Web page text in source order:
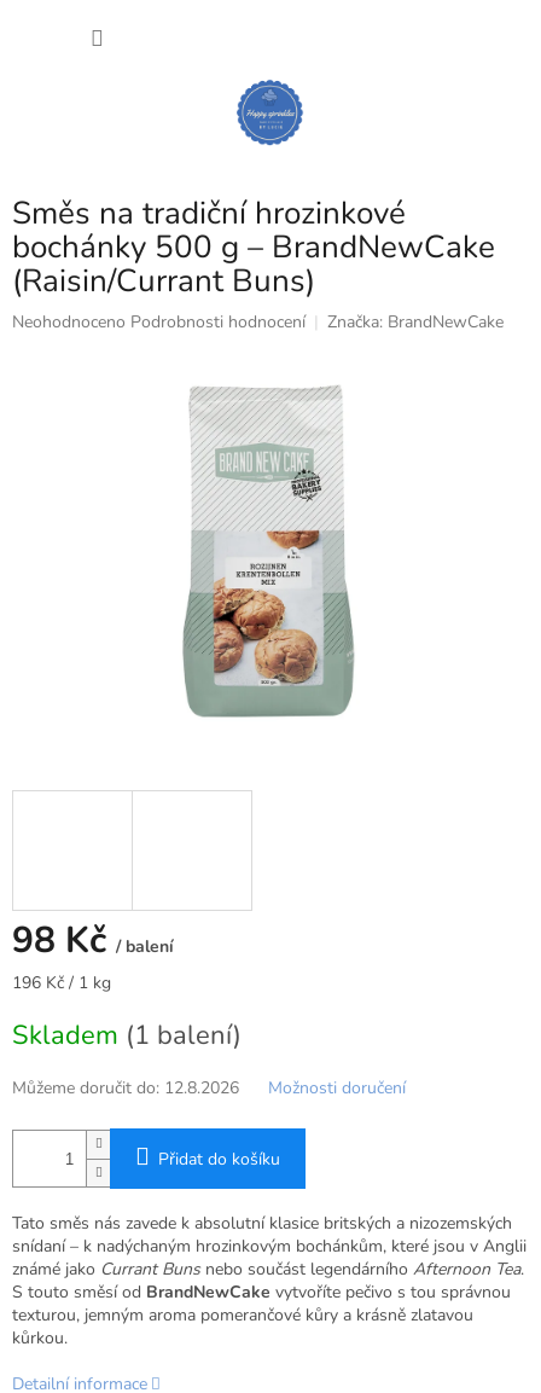
Směs na tradiční hrozinkové
bochánky 500 g – BrandNewCake
(Raisin/Currant Buns)
Průměrné
Neohodnoceno Podrobnosti hodnocení Značka: BrandNewCake
98 Kč / balení
Měrná
196 Kč / 1 kg
Skladem (1 balení)
Můžeme doručit do: 12.8.2026 Možnosti doručení
Přidat do košíku
Tato směs nás zavede k absolutní klasice britských a nizozemských
snídaní – k nadýchaným hrozinkovým bochánkům, které jsou v Anglii
známé jako Currant Bunsnebo součást legendárního Afternoon Tea.
S touto směsí od BrandNewCake vytvoříte pečivo s tou správnou
texturou, jemným aroma pomerančové kůry a krásně zlatavou
kůrkou.
Detailní informace